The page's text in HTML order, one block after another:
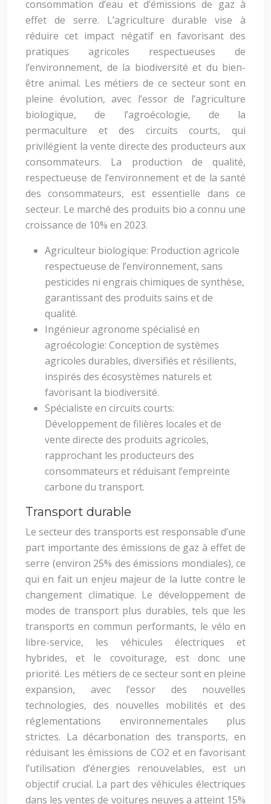
consommation d’eau et d’émissions de gaz à
effet de serre. L’agriculture durable vise à
réduire cet impact négatif en favorisant des
pratiques agricoles respectueuses de
l’environnement, de la biodiversité et du bien-
être animal. Les métiers de ce secteur sont en
pleine évolution, avec l’essor de l’agriculture
biologique, de l’agroécologie, de la
permaculture et des circuits courts, qui
privilégient la vente directe des producteurs aux
consommateurs. La production de qualité,
respectueuse de l’environnement et de la santé
des consommateurs, est essentielle dans ce
secteur. Le marché des produits bio a connu une
croissance de 10% en 2023.
Agriculteur biologique: Production agricole
respectueuse de l’environnement, sans
pesticides ni engrais chimiques de synthèse,
garantissant des produits sains et de
qualité.
Ingénieur agronome spécialisé en
agroécologie: Conception de systèmes
agricoles durables, diversifiés et résilients,
inspirés des écosystèmes naturels et
favorisant la biodiversité.
Spécialiste en circuits courts:
Développement de filières locales et de
vente directe des produits agricoles,
rapprochant les producteurs des
consommateurs et réduisant l’empreinte
carbone du transport.
Transport durable
Le secteur des transports est responsable d’une
part importante des émissions de gaz à effet de
serre (environ 25% des émissions mondiales), ce
qui en fait un enjeu majeur de la lutte contre le
changement climatique. Le développement de
modes de transport plus durables, tels que les
transports en commun performants, le vélo en
libre-service, les véhicules électriques et
hybrides, et le covoiturage, est donc une
priorité. Les métiers de ce secteur sont en pleine
expansion, avec l’essor des nouvelles
technologies, des nouvelles mobilités et des
réglementations environnementales plus
strictes. La décarbonation des transports, en
réduisant les émissions de CO2 et en favorisant
l’utilisation d’énergies renouvelables, est un
objectif crucial. La part des véhicules électriques
dans les ventes de voitures neuves a atteint 15%